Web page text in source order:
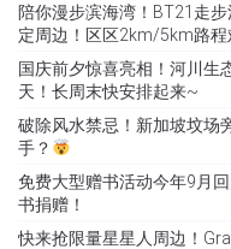
陪你漫步滨海湾！BT21走
定周边！区区2km/5km路
国庆前夕惊喜亮相！河川生
天！长周末快安排起来~
破除风水禁忌！新加坡坟场
手？
免费大型赠书活动今年9月
书捐赠！
快来抢限量星星人周边！